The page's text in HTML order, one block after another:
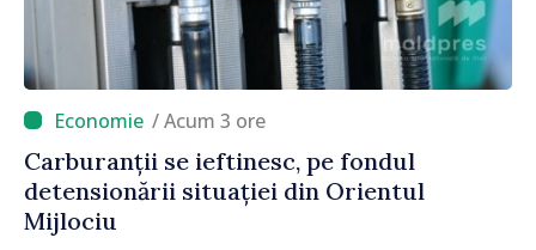
/ Acum 3 ore
Carburanții se ieftinesc, pe fondul
detensionării situației din Orientul
Mijlociu